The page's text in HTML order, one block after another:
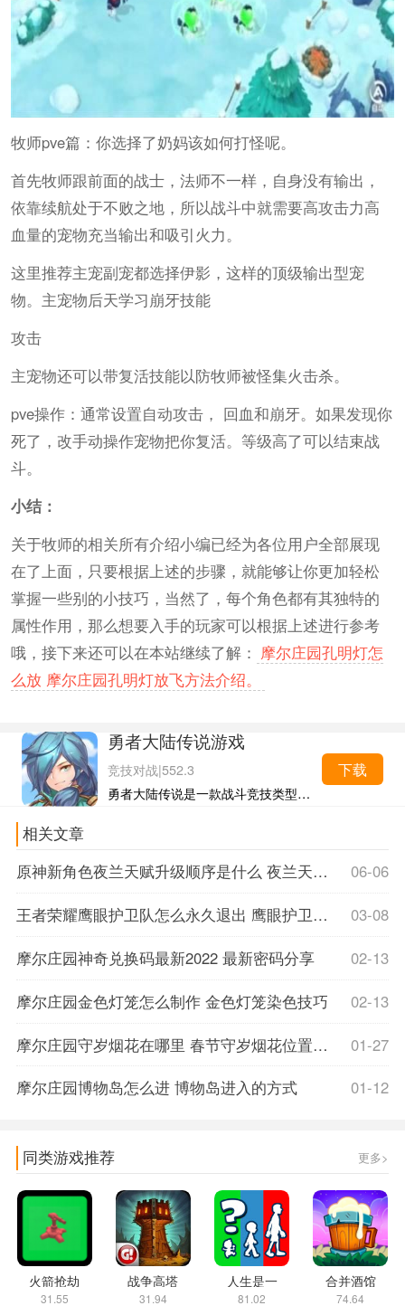
牧师pve篇：你选择了奶妈该如何打怪呢。
首先牧师跟前面的战士，法师不一样，自身没有输出，
依靠续航处于不败之地，所以战斗中就需要高攻击力高
血量的宠物充当输出和吸引火力。
这里推荐主宠副宠都选择伊影，这样的顶级输出型宠
物。主宠物后天学习崩牙技能
攻击
主宠物还可以带复活技能以防牧师被怪集火击杀。
pve操作：通常设置自动攻击， 回血和崩牙。如果发现你
死了，改手动操作宠物把你复活。等级高了可以结束战
斗。
小结：
关于牧师的相关所有介绍小编已经为各位用户全部展现
在了上面，只要根据上述的步骤，就能够让你更加轻松
掌握一些别的小技巧，当然了，每个角色都有其独特的
属性作用，那么想要入手的玩家可以根据上述进行参考
哦，接下来还可以在本站继续了解： 摩尔庄园孔明灯怎
么放 摩尔庄园孔明灯放飞方法介绍。
勇者大陆传说游戏
竞技对战|552.3
勇者大陆传说是一款战斗竞技类型的游戏，游戏采用的是回合制的玩法，而且玩家也可以去选择一个自己比较中意的人物，然后就可以在游戏中进行冒险，在冒险的过程中肯定会遇到一...
下载
相关文章
06-06
原神新角色夜兰天赋升级顺序是什么 夜兰天赋优先升级顺序
03-08
王者荣耀鹰眼护卫队怎么永久退出 鹰眼护卫队退出不扣信誉分方法
02-13
摩尔庄园神奇兑换码最新2022 最新密码分享
02-13
摩尔庄园金色灯笼怎么制作 金色灯笼染色技巧
01-27
摩尔庄园守岁烟花在哪里 春节守岁烟花位置分享
01-12
摩尔庄园博物岛怎么进 博物岛进入的方式
同类游戏推荐 更多>
火箭抢劫
31.55
战争高塔
31.94
人生是一
81.02
合并酒馆
74.64